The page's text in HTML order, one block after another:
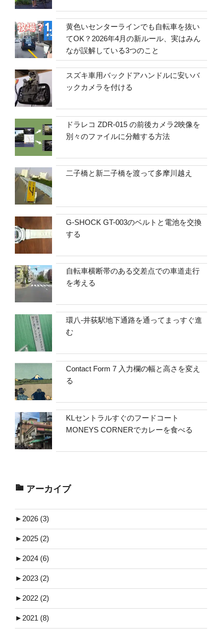
黄色いセンターラインでも自転車を抜い
てOK？2026年4月の新ルール、実はみん
なが誤解している3つのこと
スズキ車用バックドアハンドルに安いバ
ックカメラを付ける
ドラレコ ZDR-015 の前後カメラ2映像を
別々のファイルに分離する方法
二子橋と新二子橋を渡って多摩川越え
G-SHOCK GT-003のベルトと電池を交換
する
自転車横断帯のある交差点での車道走行
を考える
環八-井荻駅地下通路を通ってまっすぐ進
む
Contact Form 7 入力欄の幅と高さを変え
る
KLセントラルすぐのフードコート
MONEYS CORNERでカレーを食べる
アーカイブ
► 2026 (3)
► 2025 (2)
► 2024 (6)
► 2023 (2)
► 2022 (2)
► 2021 (8)